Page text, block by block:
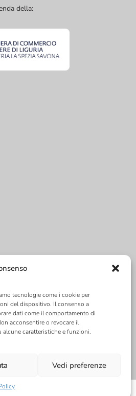
tecnologie come i cookie per
del dispositivo. Il consenso a
dati come il comportamento di
acconsentire o revocare il
caratteristiche e funzioni.
Vedi preferenze
della: